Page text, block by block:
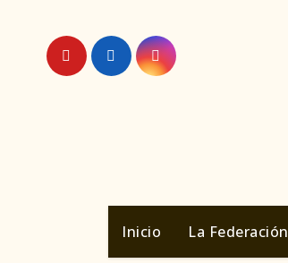
Inicio La Federación